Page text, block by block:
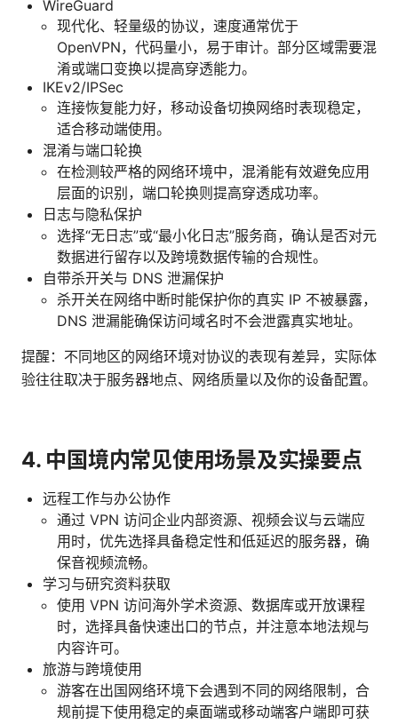
WireGuard
现代化、轻量级的协议，速度通常优于
OpenVPN，代码量小，易于审计。部分区域需要混
淆或端口变换以提高穿透能力。
IKEv2/IPSec
连接恢复能力好，移动设备切换网络时表现稳定，
适合移动端使用。
混淆与端口轮换
在检测较严格的网络环境中，混淆能有效避免应用
层面的识别，端口轮换则提高穿透成功率。
日志与隐私保护
选择“无日志”或“最小化日志”服务商，确认是否对元
数据进行留存以及跨境数据传输的合规性。
自带杀开关与 DNS 泄漏保护
杀开关在网络中断时能保护你的真实 IP 不被暴露，
DNS 泄漏能确保访问域名时不会泄露真实地址。
提醒：不同地区的网络环境对协议的表现有差异，实际体
验往往取决于服务器地点、网络质量以及你的设备配置。
4. 中国境内常见使用场景及实操要点
远程工作与办公协作
通过 VPN 访问企业内部资源、视频会议与云端应
用时，优先选择具备稳定性和低延迟的服务器，确
保音视频流畅。
学习与研究资料获取
使用 VPN 访问海外学术资源、数据库或开放课程
时，选择具备快速出口的节点，并注意本地法规与
内容许可。
旅游与跨境使用
游客在出国网络环境下会遇到不同的网络限制，合
规前提下使用稳定的桌面端或移动端客户端即可获